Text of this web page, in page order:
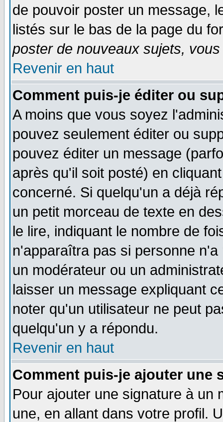
de pouvoir poster un message,
listés sur le bas de la page du
poster de nouveaux sujets,
Revenir en haut
Comment puis-je éditer ou
A moins que vous soyez
pouvez seulement éditer ou
pouvez éditer un message
après qu'il soit posté) en
concerné. Si quelqu'un a déjà
un petit morceau de texte en
le lire, indiquant le nombre de
n'apparaîtra pas si personne
un modérateur ou un
laisser un message expliquant
noter qu'un utilisateur ne peut
quelqu'un y a répondu.
Revenir en haut
Comment puis-je ajouter une
Pour ajouter une signature à un
une, en allant dans votre profil.